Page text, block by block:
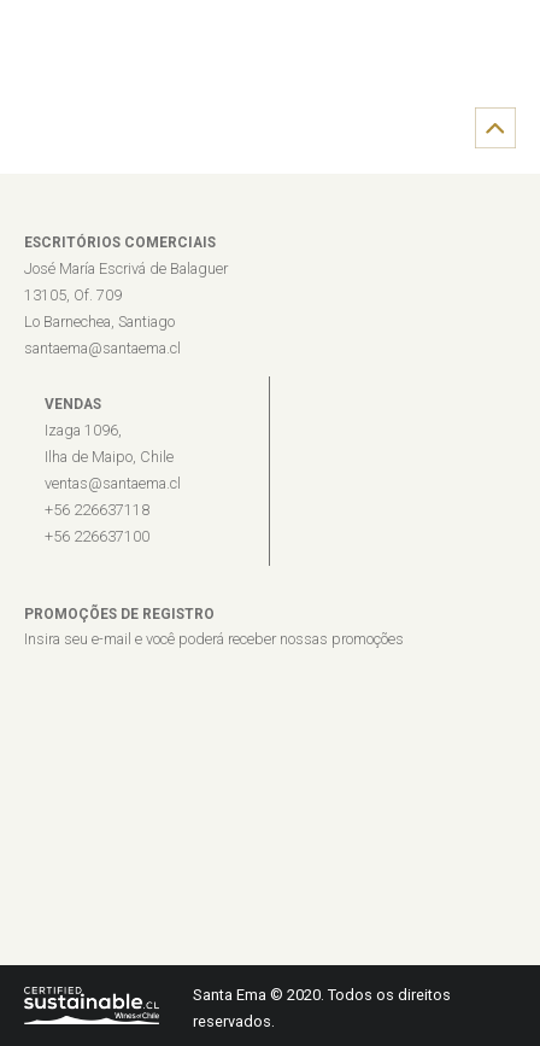
ESCRITÓRIOS COMERCIAIS
José María Escrivá de Balaguer
13105, Of. 709
Lo Barnechea, Santiago
santaema@santaema.cl
VENDAS
Izaga 1096,
Ilha de Maipo, Chile
ventas@santaema.cl
+56 226637118
+56 226637100
PROMOÇÕES DE REGISTRO
Insira seu e-mail e você poderá receber nossas promoções
Santa Ema © 2020. Todos os direitos
reservados.